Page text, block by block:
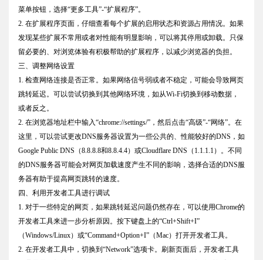
菜单按钮，选择“更多工具”-“扩展程序”。
2. 在扩展程序页面，仔细查看每个扩展的启用状态和资源占用情况。如果
发现某些扩展不常用或者对性能有明显影响，可以将其停用或卸载。只保
留必要的、对浏览体验有积极帮助的扩展程序，以减少浏览器的负担。
三、调整网络设置
1. 检查网络连接是否正常。如果网络信号弱或者不稳定，可能会导致网页
跳转延迟。可以尝试切换到其他网络环境，如从Wi-Fi切换到移动数据，
或者反之。
2. 在浏览器地址栏中输入“chrome://settings/”，然后点击“高级”-“网络”。在
这里，可以尝试更改DNS服务器设置为一些公共的、性能较好的DNS，如
Google Public DNS（8.8.8.8和8.8.4.4）或Cloudflare DNS（1.1.1.1）。不同
的DNS服务器可能会对网页加载速度产生不同的影响，选择合适的DNS服
务器有助于提高网页跳转的速度。
四、利用开发者工具进行调试
1. 对于一些特定的网页，如果跳转延迟问题仍然存在，可以使用Chrome的
开发者工具来进一步分析原因。按下键盘上的“Ctrl+Shift+I”
（Windows/Linux）或“Command+Option+I”（Mac）打开开发者工具。
2. 在开发者工具中，切换到“Network”选项卡。刷新页面后，开发者工具